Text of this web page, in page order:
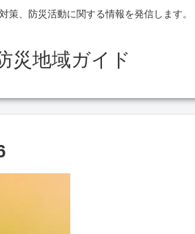
策、防災活動に関する情報を発信します。
災地域ガイド